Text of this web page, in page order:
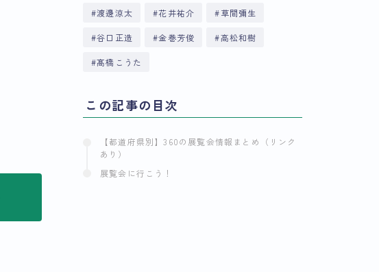
渡邊涼太 花井祐介 草間彌生
谷口正造 金巻芳俊 高松和樹
髙橋こうた
この記事の目次
【都道府県別】360の展覧会情報まとめ（リンク
あり）
展覧会に行こう！